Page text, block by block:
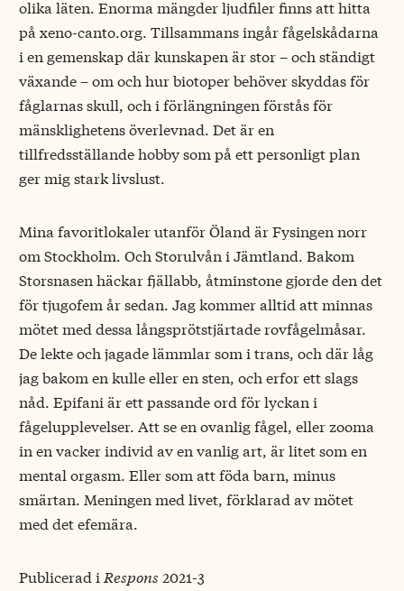
olika läten. Enorma mängder ljudfiler finns att hitta
på xeno-canto.org. Tillsammans ingår fågelskådarna
i en gemenskap där kunskapen är stor – och ständigt
växande – om och hur biotoper behöver skyddas för
fåglarnas skull, och i förlängningen förstås för
mänsklighetens överlevnad. Det är en
tillfredsställande hobby som på ett personligt plan
ger mig stark livslust.
Mina favoritlokaler utanför Öland är Fysingen norr
om Stockholm. Och Storulvån i Jämtland. Bakom
Storsnasen häckar fjällabb, åtminstone gjorde den det
för tjugofem år sedan. Jag kommer alltid att minnas
mötet med dessa långsprötstjärtade rovfågelmåsar.
De lekte och jagade lämmlar som i trans, och där låg
jag bakom en kulle eller en sten, och erfor ett slags
nåd. Epifani är ett passande ord för lyckan i
fågelupplevelser. Att se en ovanlig fågel, eller zooma
in en vacker individ av en vanlig art, är litet som en
mental orgasm. Eller som att föda barn, minus
smärtan. Meningen med livet, förklarad av mötet
med det efemära.
Publicerad i Respons 2021-3